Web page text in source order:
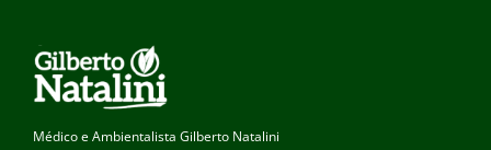
Médico e Ambientalista Gilberto Natalini